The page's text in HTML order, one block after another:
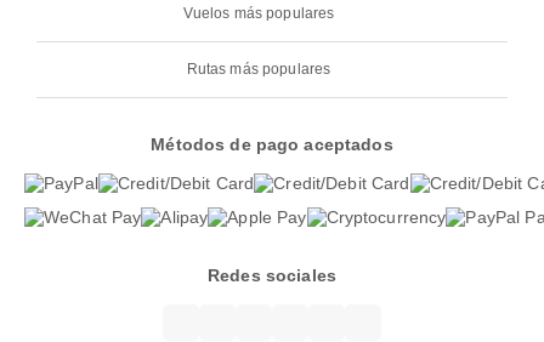
Vuelos más populares
Rutas más populares
Métodos de pago aceptados
Redes sociales